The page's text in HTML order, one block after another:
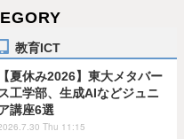
教育ICT
【夏休み2026】東大メタバー
ス工学部、生成AIなどジュニ
講座6選
Thu 11:15